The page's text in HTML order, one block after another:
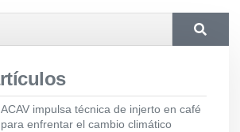
ACAV impulsa técnica de injerto en café
para enfrentar el cambio climático